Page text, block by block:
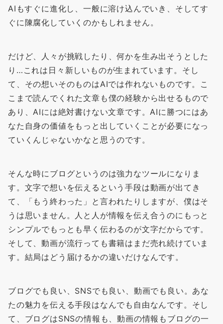
AIもすぐに進化し、一般に溶け込んでいき、そしてす
ぐに陳腐化していくのかもしれません。
だけど、人々が挑戦したり、何かを生み出そうとした
り…これは日々新しいものが生まれています。そし
て、その想いそのものはAIでは作れないものです。こ
こまで読んでくれた文章も僕の経験から出せるもので
あり、AIには絶対書けない文章です。AIに勝つにはあ
なた自身の価値をもっと出していくことが必要になっ
ていくんじゃないかなと思うのです。
そんな時にブログというのは強力なツールになりま
す。文字で想いを伝えるという手段は動画が出てき
て、「もう終わった」と言われたりしますが、僕はそ
うは思いません。人と人が情報を伝え合うのにもっと
シンプルでもっとも早く伝わるのが文字だからです。
そして、動画が流行っても書籍はまだ売れ続けていま
す。結局はどう届けるかの違いだけなんです。
ブログでも良い、SNSでも良い、動画でも良い。あな
たの魅力を伝える手段はなんでも自由なんです。そし
て、ブログはSNSの情報も、動画の情報もブログの一